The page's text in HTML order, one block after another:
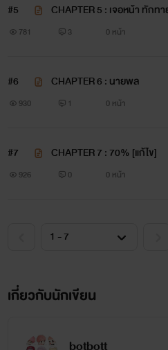
ผมไ
#5 CHAPTER 5 : เจอหน้า ทักท
781 3 0 หน้า
#6 CHAPTER 6 : นายพล
930 1 0 หน้า
#7 CHAPTER 7 : 70% [แก้ไข]
926 0 0 หน้า
เกี่ยวกับนักเขียน